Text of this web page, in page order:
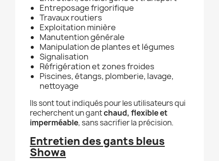
Entreposage frigorifique
Travaux routiers
Exploitation minière
Manutention générale
Manipulation de plantes et légumes
Signalisation
Réfrigération et zones froides
Piscines, étangs, plomberie, lavage,
nettoyage
Ils sont tout indiqués pour les utilisateurs qui
recherchent un gantchaud, flexible et
imperméable, sans sacrifier la précision.
Entretien des gants bleus
Showa